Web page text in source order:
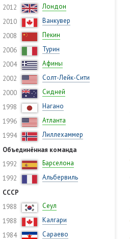
2012
Лондон
2010
Ванкувер
2008
Пекин
2006
Турин
2004
Афины
2002
Солт-Лейк-Сити
2000
Сидней
1998
Нагано
1996
Атланта
1994
Лиллехаммер
Объединённая команда
1992
Барселона
1992
Альбервиль
СССР
1988
Сеул
1988
Калгари
1984
Сараево